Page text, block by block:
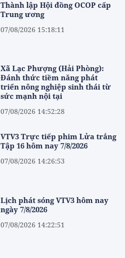
Thành lập Hội đồng OCOP cấp
Trung ương
07/08/2026 15:18:11
Xã Lạc Phượng (Hải Phòng):
Đánh thức tiềm năng phát
triển nông nghiệp sinh thái từ
sức mạnh nội tại
07/08/2026 14:52:28
VTV3 Trực tiếp phim Lửa trắng
Tập 16 hôm nay 7/8/2026
07/08/2026 14:26:53
Lịch phát sóng VTV3 hôm nay
ngày 7/8/2026
07/08/2026 14:22:51